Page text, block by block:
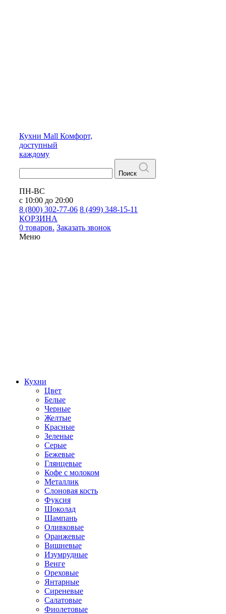
Кухни Mall Комфорт,
доступный
каждому
Поиск
ПН-ВС
с 10:00 до 20:00
8 (800) 302-77-06 8 (499) 348-15-11
КОРЗИНА
0 товаров. Заказать звонок
Меню
Кухни
Цвет
Белые
Черные
Желтые
Красные
Зеленые
Серые
Бежевые
Глянцевые
Кофе с молоком
Металлик
Слоновая кость
Фуксия
Шоколад
Шампань
Оливковые
Оранжевые
Вишневые
Изумрудные
Венге
Ореховые
Янтарные
Сиреневые
Салатовые
Фиолетовые